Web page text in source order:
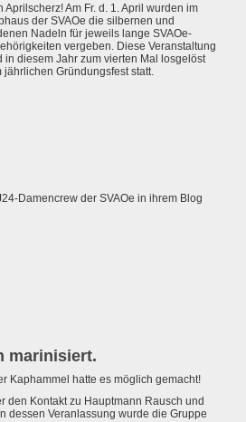
Aprilscherz! Am Fr. d. 1. April wurden im
der SVAOe die silbernen und
Nadeln für jeweils lange SVAOe-
vergeben. Diese Veranstaltung
in diesem Jahr zum vierten Mal losgelöst
jährlichen Gründungsfest statt.
Damencrew der SVAOe in ihrem Blog
marinisiert.
Kaphammel hatte es möglich gemacht!
den Kontakt zu Hauptmann Rausch und
dessen Veranlassung wurde die Gruppe